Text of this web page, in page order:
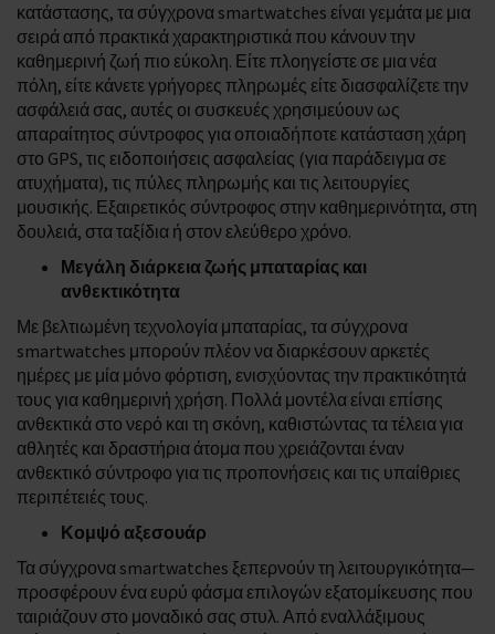
κατάστασης, τα σύγχρονα smartwatches είναι γεμάτα με μια
σειρά από πρακτικά χαρακτηριστικά που κάνουν την
καθημερινή ζωή πιο εύκολη. Είτε πλοηγείστε σε μια νέα
πόλη, είτε κάνετε γρήγορες πληρωμές είτε διασφαλίζετε την
ασφάλειά σας, αυτές οι συσκευές χρησιμεύουν ως
απαραίτητος σύντροφος για οποιαδήποτε κατάσταση χάρη
στο GPS, τις ειδοποιήσεις ασφαλείας (για παράδειγμα σε
ατυχήματα), τις πύλες πληρωμής και τις λειτουργίες
μουσικής. Εξαιρετικός σύντροφος στην καθημερινότητα, στη
δουλειά, στα ταξίδια ή στον ελεύθερο χρόνο.
Μεγάλη διάρκεια ζωής μπαταρίας και
ανθεκτικότητα
Με βελτιωμένη τεχνολογία μπαταρίας, τα σύγχρονα
smartwatches μπορούν πλέον να διαρκέσουν αρκετές
ημέρες με μία μόνο φόρτιση, ενισχύοντας την πρακτικότητά
τους για καθημερινή χρήση. Πολλά μοντέλα είναι επίσης
ανθεκτικά στο νερό και τη σκόνη, καθιστώντας τα τέλεια για
αθλητές και δραστήρια άτομα που χρειάζονται έναν
ανθεκτικό σύντροφο για τις προπονήσεις και τις υπαίθριες
περιπέτειές τους.
Κομψό αξεσουάρ
Τα σύγχρονα smartwatches ξεπερνούν τη λειτουργικότητα—
προσφέρουν ένα ευρύ φάσμα επιλογών εξατομίκευσης που
ταιριάζουν στο μοναδικό σας στυλ. Από εναλλάξιμους